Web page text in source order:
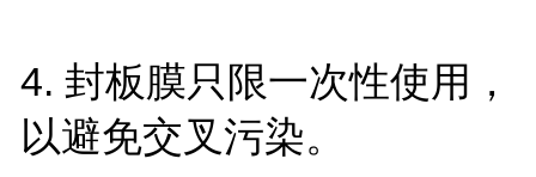
4. 封板膜只限一次性使用，
以避免交叉污染。